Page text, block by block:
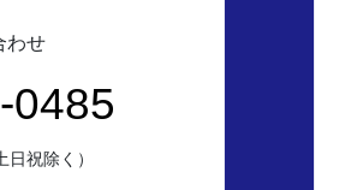
わせ
0485
祝除く）